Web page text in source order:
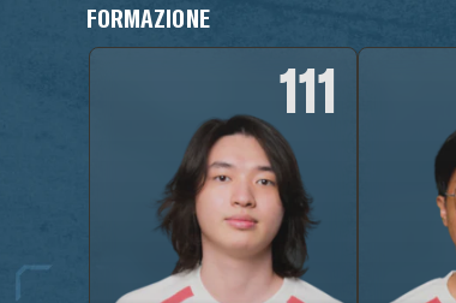
FORMAZIONE
111